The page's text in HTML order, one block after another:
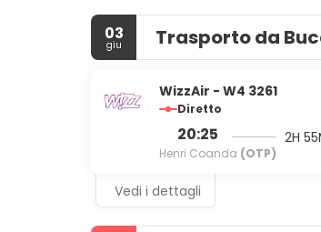
03
giu Trasporto da
WizzAir - W4 3261
Diretto
20:25
Henri Coanda (OTP)
2H
Vedi i dettagli